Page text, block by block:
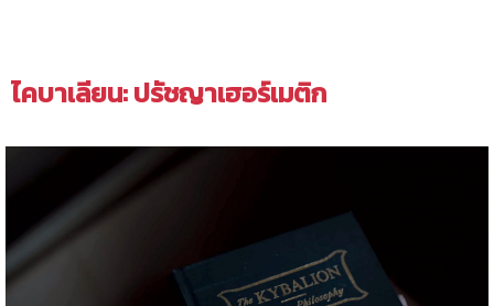
ไคบาเลียน: ปรัชญาเฮอร์เมติก